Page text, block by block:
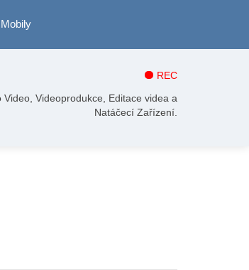
Mobily
REC
Video, Videoprodukce, Editace videa a
Natáčecí Zařízení.